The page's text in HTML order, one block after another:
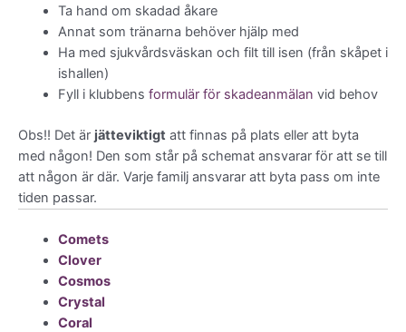
Ta hand om skadad åkare
Annat som tränarna behöver hjälp med
Ha med sjukvårdsväskan och filt till isen (från skåpet i
ishallen)
Fyll i klubbens formulär för skadeanmälan vid behov
Obs!! Det är jätteviktigt att finnas på plats eller att byta
med någon! Den som står på schemat ansvarar för att se till
att någon är där. Varje familj ansvarar att byta pass om inte
tiden passar.
Comets
Clover
Cosmos
Crystal
Coral